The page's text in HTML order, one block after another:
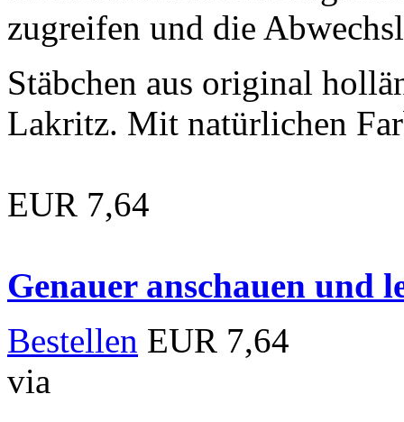
zugreifen und die
Stäbchen aus original
Lakritz. Mit natürlichen
EUR 7,64
Genauer anschauen und
Bestellen EUR 7,64
via